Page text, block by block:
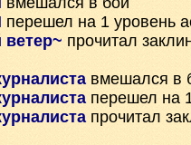
перешел на 1 уровень
прочитал
вмешался в
перешел на
прочитал